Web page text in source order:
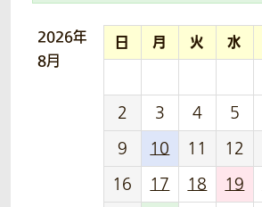
2026年
8月
日 月 火 水
2
3 4 5
9
10 11 12
16
17 18 19